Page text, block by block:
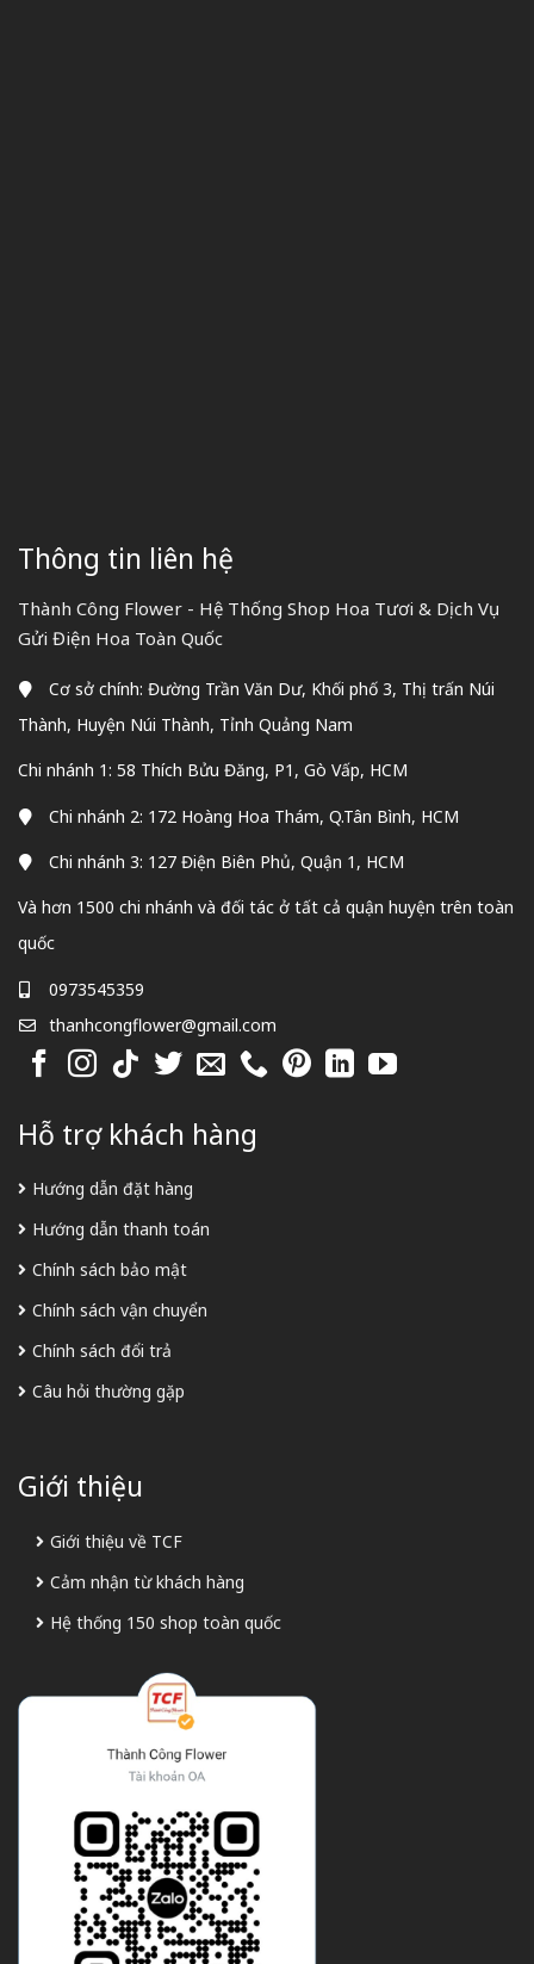
Thông tin liên hệ
Thành Công Flower - Hệ Thống Shop Hoa Tươi & Dịch Vụ
Gửi Điện Hoa Toàn Quốc
Cơ sở chính: Đường Trần Văn Dư, Khối phố 3, Thị trấn Núi
Thành, Huyện Núi Thành, Tỉnh Quảng Nam
Chi nhánh 1: 58 Thích Bửu Đăng, P1, Gò Vấp, HCM
Chi nhánh 2: 172 Hoàng Hoa Thám, Q.Tân Bình, HCM
Chi nhánh 3: 127 Điện Biên Phủ, Quận 1, HCM
Và hơn 1500 chi nhánh và đối tác ở tất cả quận huyện trên toàn
quốc
0973545359
thanhcongflower@gmail.com
Hỗ trợ khách hàng
Hướng dẫn đặt hàng
Hướng dẫn thanh toán
Chính sách bảo mật
Chính sách vận chuyển
Chính sách đổi trả
Câu hỏi thường gặp
Giới thiệu
Giới thiệu về TCF
Cảm nhận từ khách hàng
Hệ thống 150 shop toàn quốc